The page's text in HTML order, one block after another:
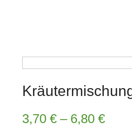
3,70 €– 6,80 €